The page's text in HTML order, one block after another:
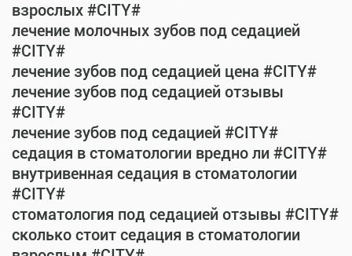
взрослых #CITY#
лечение молочных зубов под седацией
#CITY#
лечение зубов под седацией цена #CITY#
лечение зубов под седацией отзывы
#CITY#
лечение зубов под седацией #CITY#
седация в стоматологии вредно ли #CITY#
внутривенная седация в стоматологии
#CITY#
стоматология под седацией отзывы #CITY#
сколько стоит седация в стоматологии